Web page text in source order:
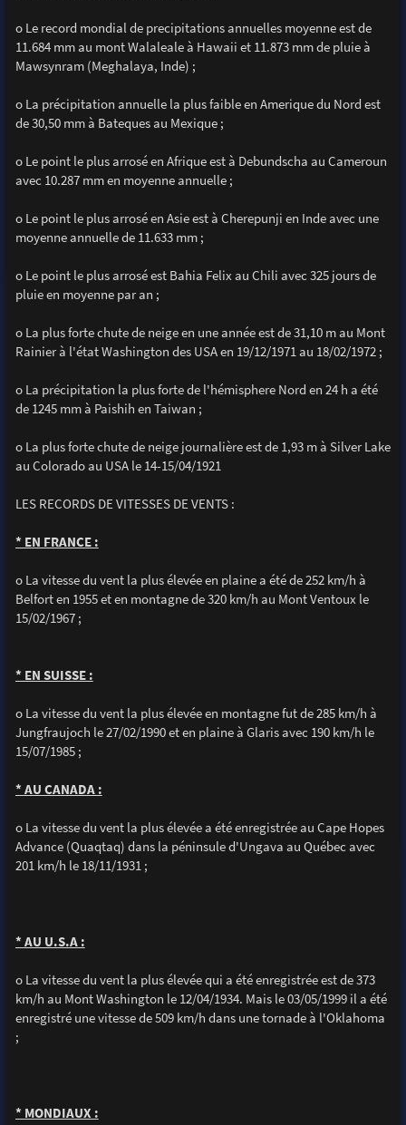
o Le record mondial de precipitations annuelles moyenne est de
11.684 mm au mont Walaleale à Hawaii et 11.873 mm de pluie à
Mawsynram (Meghalaya, Inde) ;
o La précipitation annuelle la plus faible en Amerique du Nord est
de 30,50 mm à Bateques au Mexique ;
o Le point le plus arrosé en Afrique est à Debundscha au Cameroun
avec 10.287 mm en moyenne annuelle ;
o Le point le plus arrosé en Asie est à Cherepunji en Inde avec une
moyenne annuelle de 11.633 mm ;
o Le point le plus arrosé est Bahia Felix au Chili avec 325 jours de
pluie en moyenne par an ;
o La plus forte chute de neige en une année est de 31,10 m au Mont
Rainier à l'état Washington des USA en 19/12/1971 au 18/02/1972 ;
o La précipitation la plus forte de l'hémisphere Nord en 24 h a été
de 1245 mm à Paishih en Taiwan ;
o La plus forte chute de neige journalière est de 1,93 m à Silver Lake
au Colorado au USA le 14-15/04/1921
LES RECORDS DE VITESSES DE VENTS :
* EN FRANCE :
o La vitesse du vent la plus élevée en plaine a été de 252 km/h à
Belfort en 1955 et en montagne de 320 km/h au Mont Ventoux le
15/02/1967 ;
* EN SUISSE :
o La vitesse du vent la plus élevée en montagne fut de 285 km/h à
Jungfraujoch le 27/02/1990 et en plaine à Glaris avec 190 km/h le
15/07/1985 ;
* AU CANADA :
o La vitesse du vent la plus élevée a été enregistrée au Cape Hopes
Advance (Quaqtaq) dans la péninsule d'Ungava au Québec avec
201 km/h le 18/11/1931 ;
* AU U.S.A :
o La vitesse du vent la plus élevée qui a été enregistrée est de 373
km/h au Mont Washington le 12/04/1934. Mais le 03/05/1999 il a été
enregistré une vitesse de 509 km/h dans une tornade à l'Oklahoma
;
* MONDIAUX :